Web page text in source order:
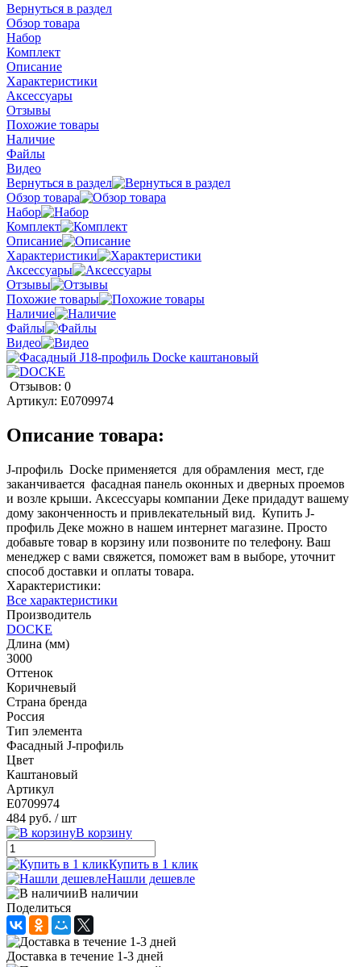
Вернуться в раздел
Обзор товара
Набор
Комплект
Описание
Характеристики
Аксессуары
Отзывы
Похожие товары
Наличие
Файлы
Видео
Вернуться в раздел
Обзор товара
Набор
Комплект
Описание
Характеристики
Аксессуары
Отзывы
Похожие товары
Наличие
Файлы
Видео
Отзывов: 0
Артикул: E0709974
Описание товара:
J-профиль Docke применяется для обрамления мест, где
заканчивается фасадная панель оконных и дверных проемов
и возле крыши. Аксессуары компании Деке придадут вашему
дому законченность и привлекательный вид. Купить J-
профиль Деке можно в нашем интернет магазине. Просто
добавьте товар в корзину или позвоните по телефону. Ваш
менеджер с вами свяжется, поможет вам в выборе, уточнит
способ доставки и оплаты товара.
Характеристики:
Все характеристики
Производитель
DOCKE
Длина (мм)
3000
Оттенок
Коричневый
Страна бренда
Россия
Тип элемента
Фасадный J-профиль
Цвет
Каштановый
Артикул
E0709974
484 руб. / шт
В корзину
Купить в 1 клик
Нашли дешевле
В наличии
Поделиться
Доставка в течение 1-3 дней